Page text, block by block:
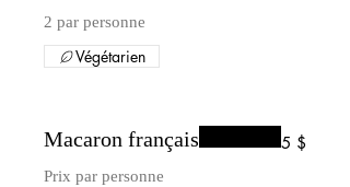
2 par personne
Végétarien
Macaron français
Prix par personne
5 $